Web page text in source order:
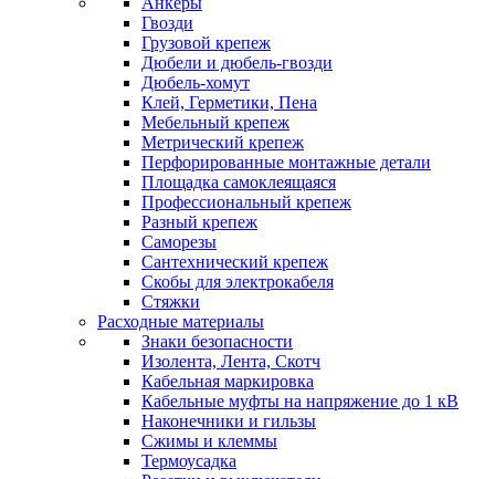
Гвозди
Грузовой крепеж
Дюбели и дюбель-гвозди
Дюбель-хомут
Клей, Герметики, Пена
Мебельный крепеж
Метрический крепеж
Перфорированные монтажные детали
Площадка самоклеящаяся
Профессиональный крепеж
Разный крепеж
Саморезы
Сантехнический крепеж
Скобы для электрокабеля
Стяжки
Расходные материалы
Знаки безопасности
Изолента, Лента, Скотч
Кабельная маркировка
Кабельные муфты на напряжение до 1 кВ
Наконечники и гильзы
Сжимы и клеммы
Термоусадка